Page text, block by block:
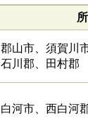
郡山市、須賀川
石川郡、田村郡
白河市、西白河